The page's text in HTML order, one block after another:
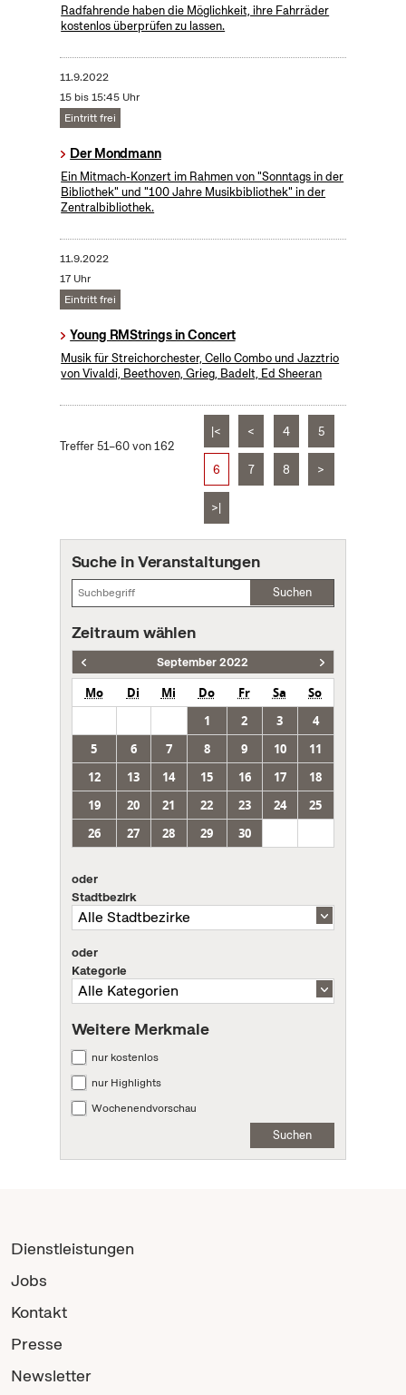
Radfahrende haben die Möglichkeit, ihre Fahrräder
kostenlos überprüfen zu lassen.
11.9.2022
15 bis 15:45 Uhr
Eintritt frei
Der Mondmann
Ein Mitmach-Konzert im Rahmen von "Sonntags in der
Bibliothek" und "100 Jahre Musikbibliothek" in der
Zentralbibliothek.
11.9.2022
17 Uhr
Eintritt frei
Young RMStrings in Concert
Musik für Streichorchester, Cello Combo und Jazztrio
von Vivaldi, Beethoven, Grieg, Badelt, Ed Sheeran
Treffer 51–60 von 162
|< < 4 5
6 7 8 >
>|
Suche in Veranstaltungen
Suchen
Zeitraum wählen
September 2022
Mo Di Mi Do Fr Sa
So
1
2 3
4
5
6 7 8 9 10
11
12
13 14 15 16 17
18
19
20 21 22 23 24
25
26
27 28 29 30
oder
Stadtbezirk
oder
Kategorie
Weitere Merkmale
nur kostenlos
nur Highlights
Wochenendvorschau
Suchen
Dienstleistungen
Jobs
Kontakt
Presse
Newsletter